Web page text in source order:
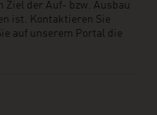
der Auf- bzw. Ausbau
ist. Kontaktieren Sie
auf unserem Portal die